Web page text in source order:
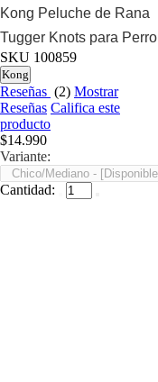
Kong Peluche de Rana
Tugger Knots para Perro
SKU 100859
Kong
Reseñas (2) Mostrar
Reseñas Califica este
producto
$14.990
Variante:
Cantidad: